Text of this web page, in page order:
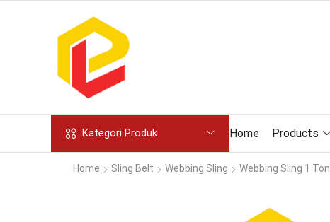
Kategori Produk Home Products
Home Sling Belt Webbing Sling Webbing Sling 1 Ton